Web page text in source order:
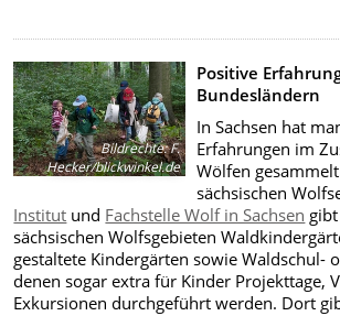
Bildrechte:F.
Hecker/blickwinkel.de
Positive
Bundesländern
In Sachsen hat
Erfahrungen im
Wölfen
sächsischen
Institut und Fachstelle Wolf in Sachsen
sächsischen Wolfsgebieten
gestaltete Kindergärten sowie Waldschul-
denen sogar extra für Kinder Projekttage,
Exkursionen durchgeführt werden. Dort